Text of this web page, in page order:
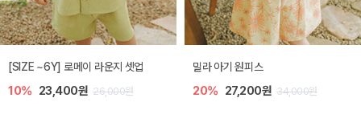
엘리오 아기 블라우스
20% 21,600원 27,000원
엘로디 니트 아기 뷔스티에
20% 21,600원 27,000원